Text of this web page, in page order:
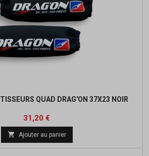
QUAD DRAG'ON 37X23 NOIR
Prix
31,20 €
base
 Ajouter au panier